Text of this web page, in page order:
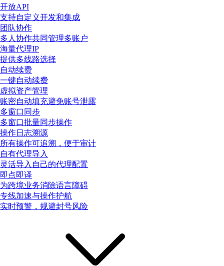
开放API
支持自定义开发和集成
团队协作
多人协作共同管理多账户
海量代理IP
提供多线路选择
自动续费
一键自动续费
虚拟资产管理
账密自动填充避免账号泄露
多窗口同步
多窗口批量同步操作
操作日志溯源
所有操作可追溯，便于审计
自有代理导入
灵活导入自己的代理配置
即点即译
为跨境业务消除语言障碍
专线加速与操作护航
实时预警，规避封号风险